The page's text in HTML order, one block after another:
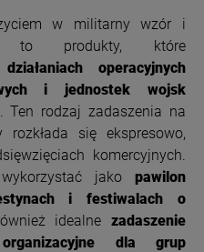
w militarny wzór i
to produkty, które
operacyjnych
i
jednostek wojsk
Ten rodzaj zadaszenia na
się ekspresowo,
komercyjnych.
jako pawilon
i festiwalach o
idealnezadaszenie
dla grup